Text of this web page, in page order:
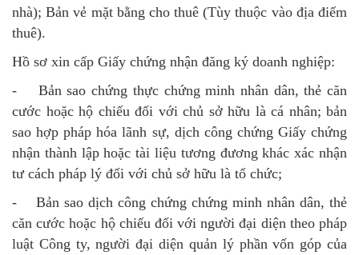
nhà); Bản vẻ mặt bằng cho thuê (Tùy thuộc vào địa điểm
thuê).
Hồ sơ xin cấp Giấy chứng nhận đăng ký doanh nghiệp:
- Bản sao chứng thực chứng minh nhân dân, thẻ căn
cước hoặc hộ chiếu đối với chủ sở hữu là cá nhân; bản
sao hợp pháp hóa lãnh sự, dịch công chứng Giấy chứng
nhận thành lập hoặc tài liệu tương đương khác xác nhận
tư cách pháp lý đối với chủ sở hữu là tổ chức;
- Bản sao dịch công chứng chứng minh nhân dân, thẻ
căn cước hoặc hộ chiếu đối với người đại diện theo pháp
luật Công ty, người đại diện quản lý phần vốn góp của